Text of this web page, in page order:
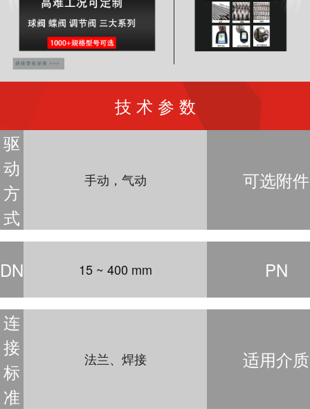
技 术 参 数
驱
动
方
式
手动，气动 可选附件
DN 15 ~ 400 mm PN
连
接
标
准
法兰、焊接 适用介质